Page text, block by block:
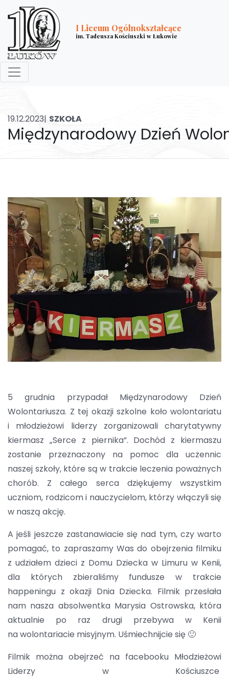
I Liceum Ogólnokształcące
im. Tadeusza Kościuszki w Łukowie
19.12.2023| SZKOŁA
Międzynarodowy Dzień
5 grudnia przypadał Międzynarodowy Dzień
Wolontariusza. Z tej okazji szkolne koło wolontariatu
i młodzieżowi liderzy zorganizowali charytatywny
kiermasz „Serce z piernika”. Dochód z kiermaszu
zostanie przeznaczony na pomoc dla uczennic
naszej szkoły, które są w trakcie leczenia poważnych
chorób. Z całego serca dziękujemy wszystkim
uczniom, rodzicom i nauczycielom, którzy włączyli się
w naszą akcję.
A jeśli jeszcze zastanawiacie się nad tym, czy warto
pomagać, to zapraszamy Was do obejrzenia filmiku
z udziałem dzieci z Domu Dziecka w Limuru w Kenii,
dla których zbieraliśmy fundusze w trakcie
happeningu z okazji Dnia Dziecka. Filmik przesłała
nam nasza absolwentka Marysia Ostrowska, która
aktualnie po raz drugi przebywa w Kenii
na wolontariacie misyjnym. Uśmiechnijcie się 🙂
Filmik można obejrzeć na facebooku Młodzieżowi
Liderzy w Kościuszce